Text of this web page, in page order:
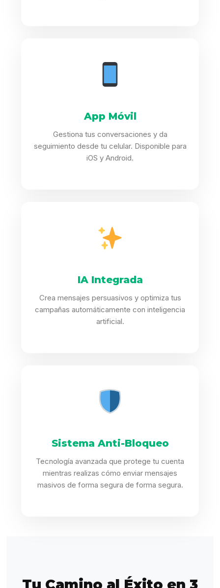
App Móvil
Gestiona tus conversaciones y da
seguimiento desde tu celular. Disponible para
iOS y Android.
IA Integrada
Crea mensajes persuasivos y optimiza tus
campañas automáticamente con inteligencia
artificial.
Sistema Anti-Bloqueo
Tecnología avanzada que protege tu cuenta
mientras realizas cómo enviar mensajes
masivos de forma segura de forma segura.
Tu Camino al Éxito en 3